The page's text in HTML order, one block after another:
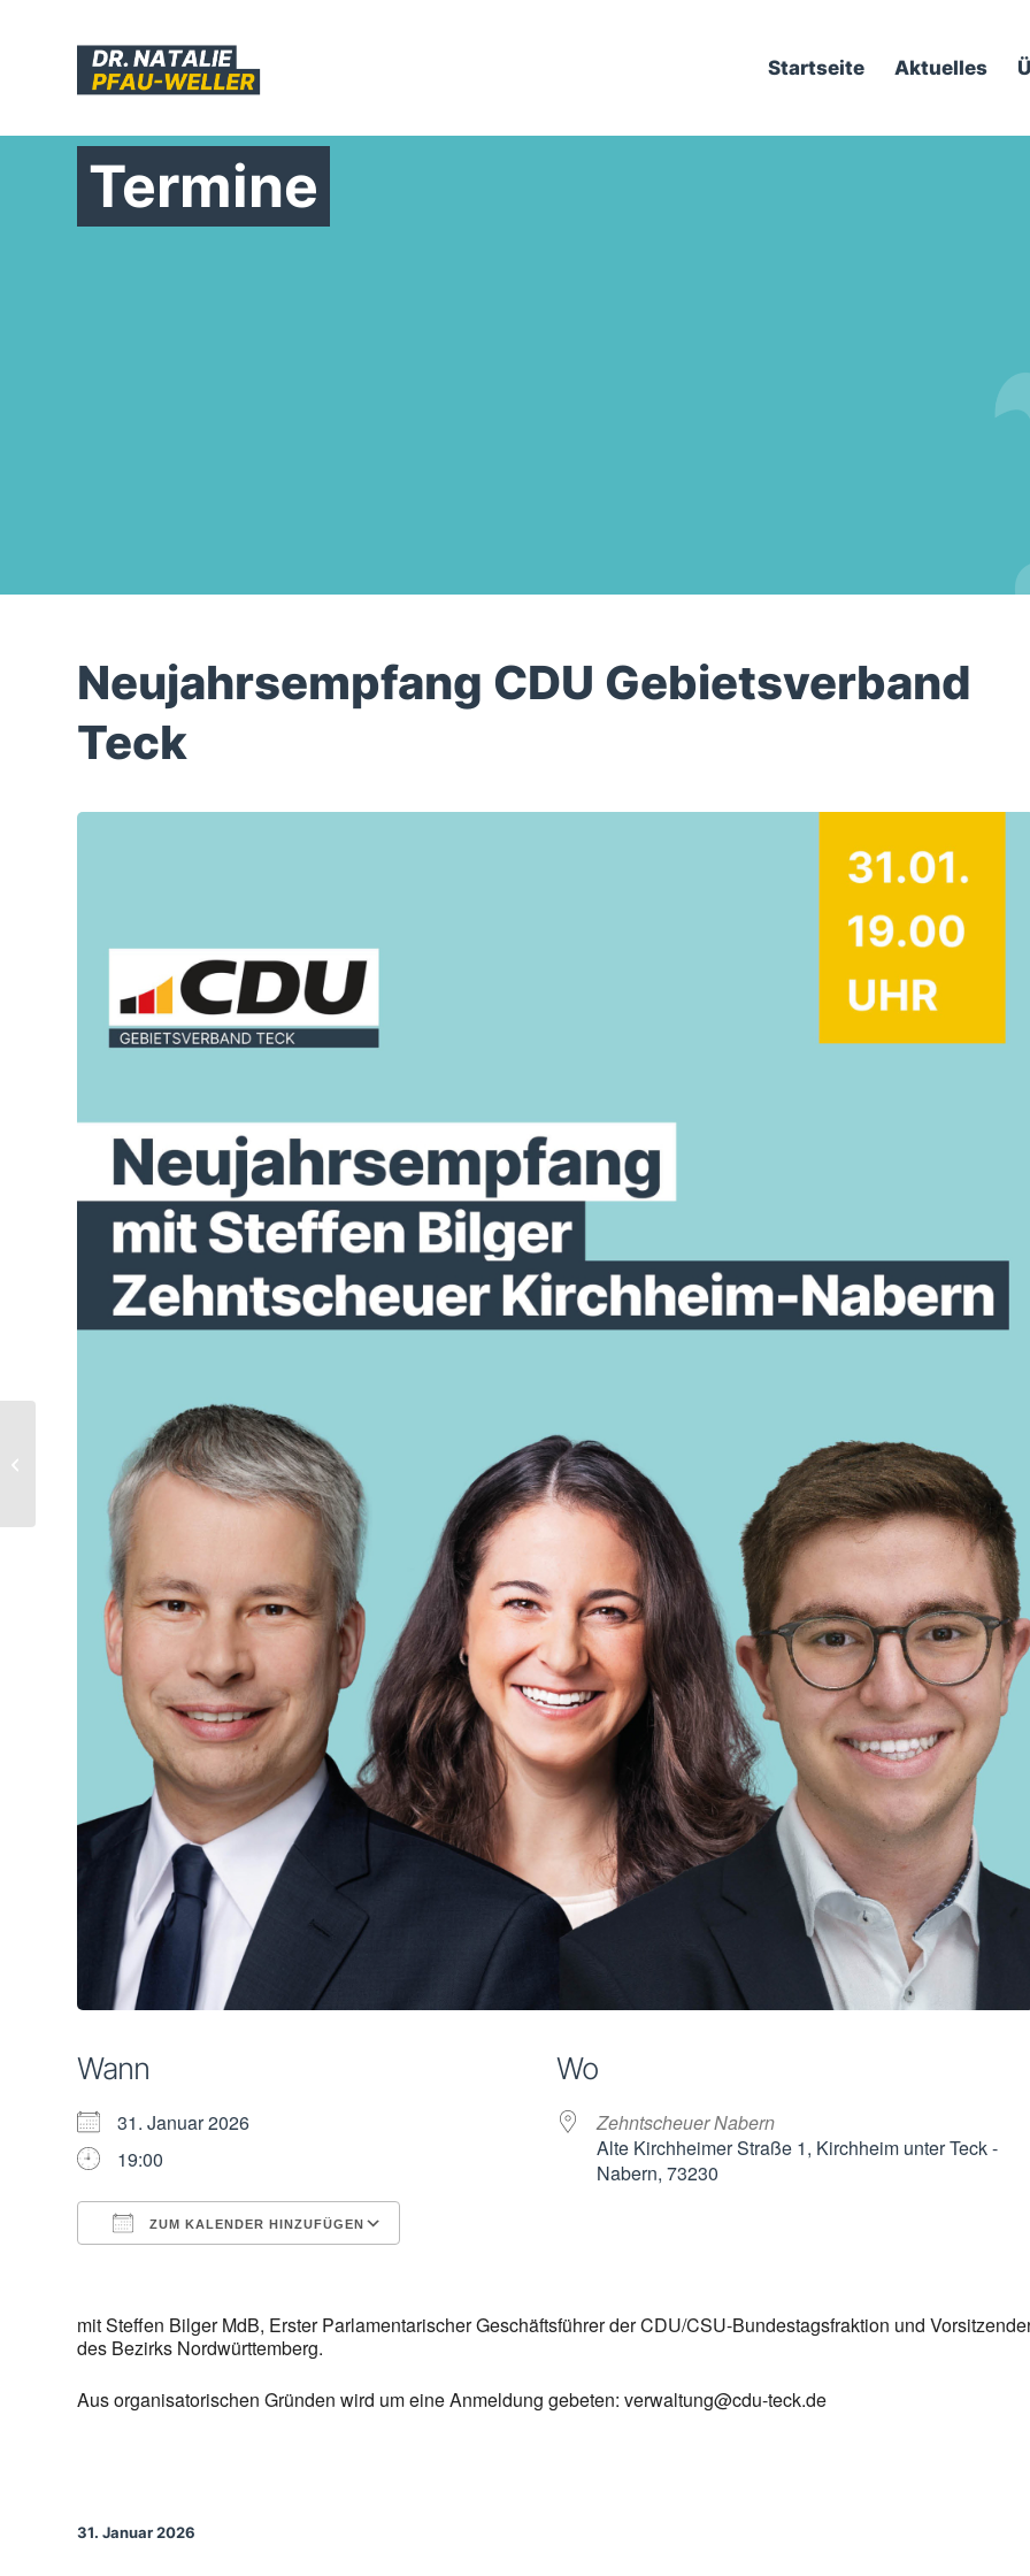
Startseite Aktuelles
Termine
Neujahrsempfang CDU Gebietsverband
Teck
Wann
31. Januar 2026
19:00
ZUM KALENDER HINZUFÜGEN
Wo
Zehntscheuer Nabern
Alte Kirchheimer Straße 1, Kirchheim unter Teck -
Nabern, 73230
mit Steffen Bilger MdB, Erster Parlamentarischer Geschäftsführer der CDU/CSU-Bundestagsfraktion und
des Bezirks Nordwürttemberg.
Aus organisatorischen Gründen wird um eine Anmeldung gebeten: verwaltung@cdu-teck.de
31. Januar 2026
INSTA-LIVE #Sport
verbindet mit Alexis